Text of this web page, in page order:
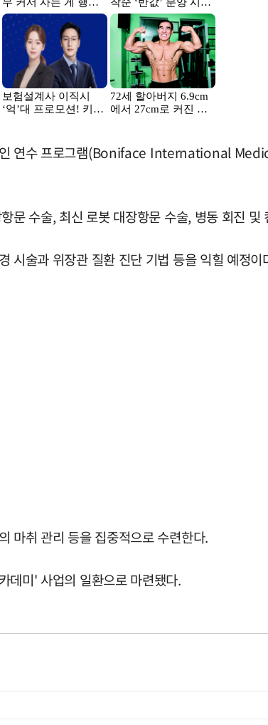
인 연수 프로그램(Boniface International
문 수술, 최신 로봇 대장항문 수술, 병동 회진 및
시술과 위장관 질환 진단 기법 등을 익힐 예정이
마취 관리 등을 집중적으로 수련한다.
데미' 사업의 일환으로 마련됐다.